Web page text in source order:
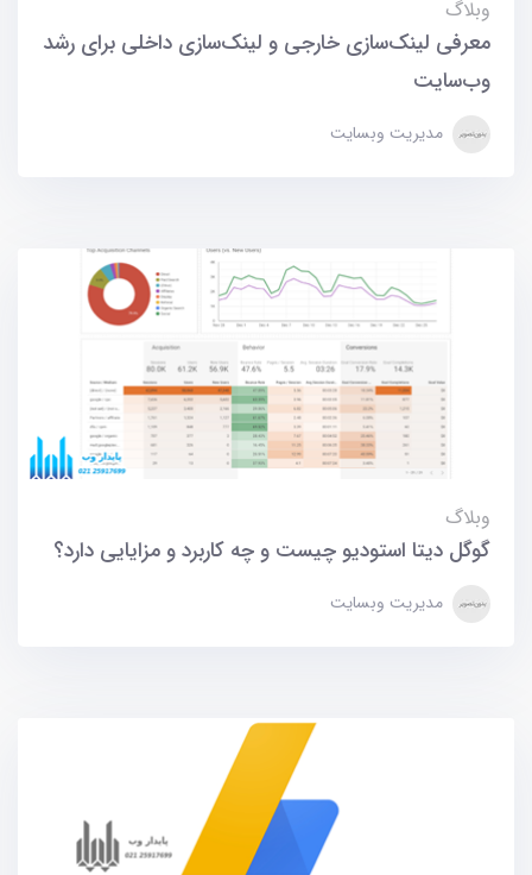
وبلاگ
معرفی لینک‌سازی خارجی و لینک‌سازی داخلی برای رشد
وب‌سایت
مدیریت وبسایت
وبلاگ
گوگل دیتا استودیو چیست و چه کاربرد و مزایایی دارد؟
مدیریت وبسایت